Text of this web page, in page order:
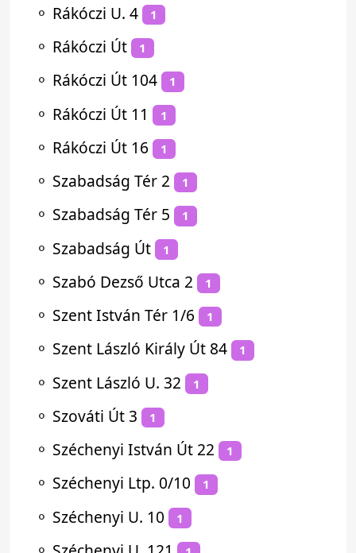
⚬ Rákóczi U. 4 1
⚬ Rákóczi Út 1
⚬ Rákóczi Út 104 1
⚬ Rákóczi Út 11 1
⚬ Rákóczi Út 16 1
⚬ Szabadság Tér 2 1
⚬ Szabadság Tér 5 1
⚬ Szabadság Út 1
⚬ Szabó Dezső Utca 2 1
⚬ Szent István Tér 1/6 1
⚬ Szent László Király Út 84 1
⚬ Szent László U. 32 1
⚬ Szováti Út 3 1
⚬ Széchenyi István Út 22 1
⚬ Széchenyi Ltp. 0/10 1
⚬ Széchenyi U. 10 1